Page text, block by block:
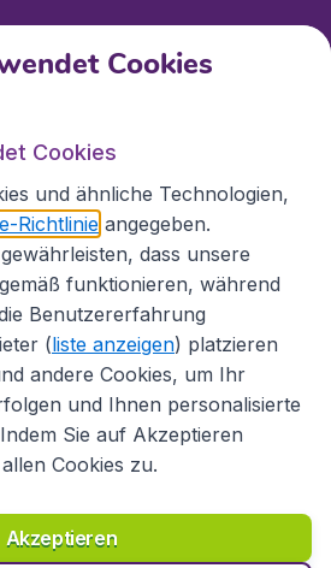
Haftungsausschluss
Cookies Copyright © 2026
Cookies
Cookies
und ähnliche Technologien,
Richtlinie angegeben.
dass unsere
funktionieren, während
Benutzererfahrung
(liste anzeigen) platzieren
andere Cookies, um Ihr
und Ihnen personalisierte
Sie auf Akzeptieren
Cookies zu.
Akzeptieren